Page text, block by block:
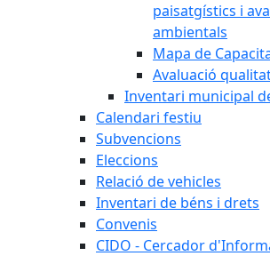
paisatgístics i
ambientals
Mapa de
Avaluació
Inventari municipal
Calendari festiu
Subvencions
Eleccions
Relació de vehicles
Inventari de béns i drets
Convenis
CIDO - Cercador